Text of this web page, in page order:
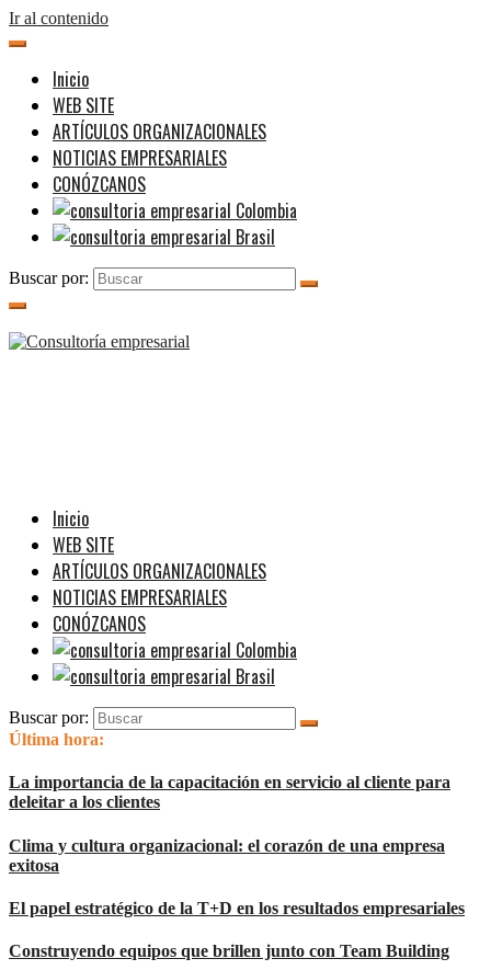
Ir al contenido
Inicio
WEB SITE
ARTÍCULOS ORGANIZACIONALES
NOTICIAS EMPRESARIALES
CONÓZCANOS
Buscar por:
Inicio
WEB SITE
ARTÍCULOS ORGANIZACIONALES
NOTICIAS EMPRESARIALES
CONÓZCANOS
Buscar por:
Última hora:
La importancia de la capacitación en servicio al cliente para
deleitar a los clientes
Clima y cultura organizacional: el corazón de una empresa
exitosa
El papel estratégico de la T+D en los resultados empresariales
Construyendo equipos que brillen junto con Team Building